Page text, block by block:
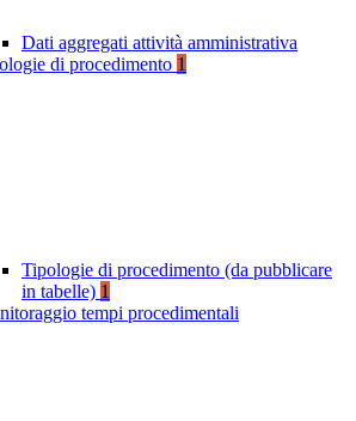
Dati aggregati attività amministrativa
di procedimento 1
Tipologie di procedimento (da pubblicare
in tabelle) 1
tempi procedimentali